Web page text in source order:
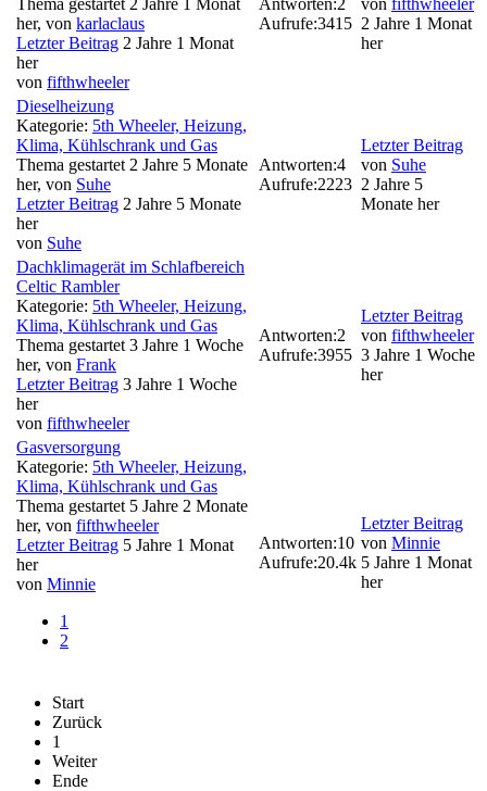
Thema gestartet 2 Jahre 1 Monat
her, von karlaclaus
Letzter Beitrag 2 Jahre 1 Monat
her
von fifthwheeler
Antworten:2
Aufrufe:3415
von fifthwheeler
2 Jahre 1 Monat
her
Dieselheizung
Kategorie: 5th Wheeler, Heizung,
Klima, Kühlschrank und Gas
Thema gestartet 2 Jahre 5 Monate
her, von Suhe
Letzter Beitrag 2 Jahre 5 Monate
her
von Suhe
Antworten:4
Aufrufe:2223
Letzter Beitrag
von Suhe
2 Jahre 5
Monate her
Dachklimagerät im Schlafbereich
Celtic Rambler
Kategorie: 5th Wheeler, Heizung,
Klima, Kühlschrank und Gas
Thema gestartet 3 Jahre 1 Woche
her, von Frank
Letzter Beitrag 3 Jahre 1 Woche
her
von fifthwheeler
Antworten:2
Aufrufe:3955
Letzter Beitrag
von fifthwheeler
3 Jahre 1 Woche
her
Gasversorgung
Kategorie: 5th Wheeler, Heizung,
Klima, Kühlschrank und Gas
Thema gestartet 5 Jahre 2 Monate
her, von fifthwheeler
Letzter Beitrag 5 Jahre 1 Monat
her
von Minnie
1
2
Antworten:10
Aufrufe:20.4k
Letzter Beitrag
von Minnie
5 Jahre 1 Monat
her
Start
Zurück
1
Weiter
Ende